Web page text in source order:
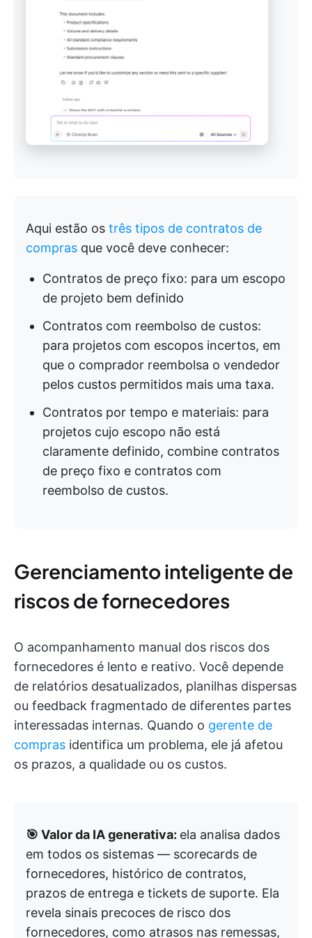
Aqui estão os três tipos de contratos de
compras que você deve conhecer:
Contratos de preço fixo: para um escopo
de projeto bem definido
Contratos com reembolso de custos:
para projetos com escopos incertos, em
que o comprador reembolsa o vendedor
pelos custos permitidos mais uma taxa.
Contratos por tempo e materiais: para
projetos cujo escopo não está
claramente definido, combine contratos
de preço fixo e contratos com
reembolso de custos.
Gerenciamento inteligente de
riscos de fornecedores
O acompanhamento manual dos riscos dos
fornecedores é lento e reativo. Você depende
de relatórios desatualizados, planilhas dispersas
ou feedback fragmentado de diferentes partes
interessadas internas. Quando o gerente de
compras identifica um problema, ele já afetou
os prazos, a qualidade ou os custos.
🎯 Valor da IA generativa: ela analisa dados
em todos os sistemas — scorecards de
fornecedores, histórico de contratos,
prazos de entrega e tickets de suporte. Ela
revela sinais precoces de risco dos
fornecedores, como atrasos nas remessas,